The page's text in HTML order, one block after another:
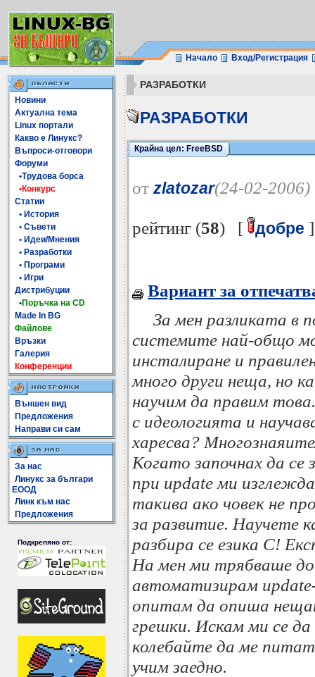
Начало Вход/Регистрация
Новини
Актуална тема
Linux портали
Какво е Линукс?
Въпроси-отговори
Форуми
•Трудова борса
•Конкурс
Статии
• История
• Съвети
• Идеи/Мнения
• Разработки
• Програми
• Игри
Дистрибуции
•Поръчка на CD
Made In BG
Файлове
Връзки
Галерия
Конференции
Външен вид
Предложения
Направи си сам
За нас
Линукс за българи
ЕООД
Линк към нас
Предложения
Подкрепяно от:
РАЗРАБОТКИ
РАЗРАБОТКИ
Крайна цел: FreeBSD
от zlatozar(24-02-2006)
рейтинг (58) [ добре
Вариант за
За мен разликата в
системите най-общо
инсталиране и
много други неща, но
научим да правим
с идеологията и
харесва?
Когато започнах да
при update ми
такива ако човек не
за развитие. Научете
разбира се езика С!
На мен ми трябваше
автоматизирам
опитам да опиша
грешки. Искам ми се да
колебайте да ме
учим заедно.